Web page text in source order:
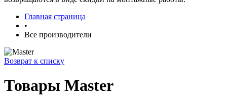
Главная страница
•
Все производители
Возврат к списку
Товары Master